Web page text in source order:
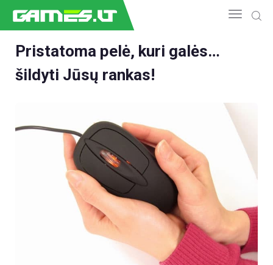
NAUJIENOS
GELEŽIS
VIDEO
APŽVALGOS
ŽAIDIMAI
Pristatoma pelė, kuri galės…
šildyti Jūsų rankas!